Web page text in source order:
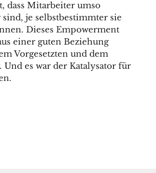
dass Mitarbeiter umso
je selbstbestimmter sie
Dieses Empowerment
einer guten Beziehung
Vorgesetzten und dem
es war der Katalysator für